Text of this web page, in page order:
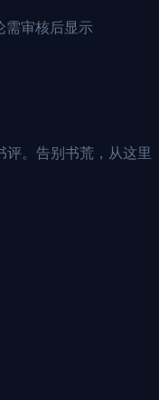
需审核后显示
评。告别书荒，从这里